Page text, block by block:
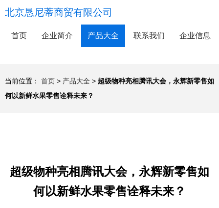
北京恳尼蒂商贸有限公司
首页 企业简介 产品大全 联系我们 企业信息
当前位置： 首页 > 产品大全 > 超级物种亮相腾讯大会，永辉新零售如
何以新鲜水果零售诠释未来？
超级物种亮相腾讯大会，永辉新零售如
何以新鲜水果零售诠释未来？